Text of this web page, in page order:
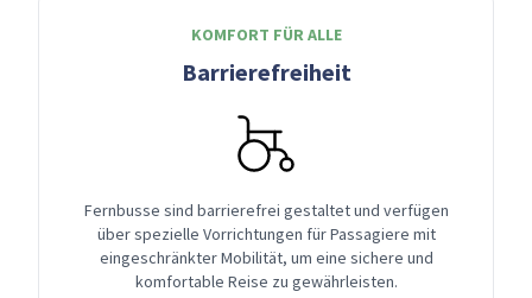
KOMFORT FÜR ALLE
Barrierefreiheit
Fernbusse sind barrierefrei gestaltet und verfügen
über spezielle Vorrichtungen für Passagiere mit
eingeschränkter Mobilität, um eine sichere und
komfortable Reise zu gewährleisten.